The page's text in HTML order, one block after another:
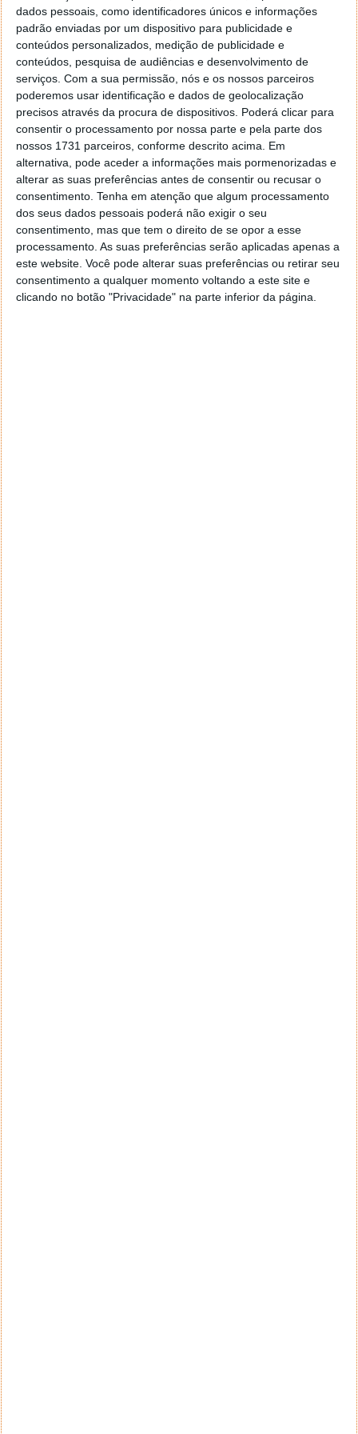
dados pessoais, como identificadores únicos e informações
padrão enviadas por um dispositivo para publicidade e
conteúdos personalizados, medição de publicidade e
conteúdos, pesquisa de audiências e desenvolvimento de
serviços. Com a sua permissão, nós e os nossos parceiros
poderemos usar identificação e dados de geolocalização
precisos através da procura de dispositivos. Poderá clicar para
consentir o processamento por nossa parte e pela parte dos
nossos 1731 parceiros, conforme descrito acima. Em
alternativa, pode aceder a informações mais pormenorizadas e
alterar as suas preferências antes de consentir ou recusar o
consentimento. Tenha em atenção que algum processamento
dos seus dados pessoais poderá não exigir o seu
consentimento, mas que tem o direito de se opor a esse
processamento. As suas preferências serão aplicadas apenas a
este website. Você pode alterar suas preferências ou retirar seu
consentimento a qualquer momento voltando a este site e
clicando no botão "Privacidade" na parte inferior da página.
A SMIC é a maior fabricante de chips da China e é
apoiada parcialmente pelo governo chinês. Conta
com fábricas na China continental e escritórios nos
EUA, Itália, Japão e Taiwan. Esta expansão da
produção de componentes vai reforçar ainda mais os
objetivos do país asiático de ter 100% dos seus chips
produzidos nacionalmente.
Leia também: